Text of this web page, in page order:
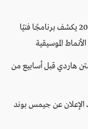
مهرجان صيف الأوداية 2026 يكشف برنامجًا فنيًا
الموسيقية
هاردي قبل أسابيع من
عن جيمس بوند